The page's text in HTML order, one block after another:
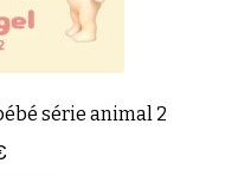
série animal 2